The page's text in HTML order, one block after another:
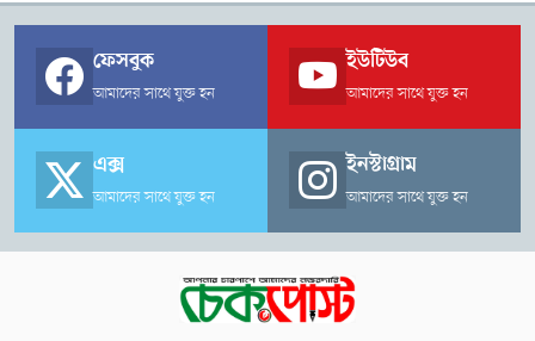
ফেসবুক
আমাদের সাথে যুক্ত হন
ইউটিউব
আমাদের সাথে যুক্ত হন
এক্স
আমাদের সাথে যুক্ত হন
ইনস্টাগ্রাম
আমাদের সাথে যুক্ত হন